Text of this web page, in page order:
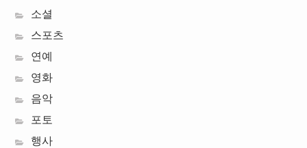
소셜
스포츠
연예
영화
음악
포토
행사